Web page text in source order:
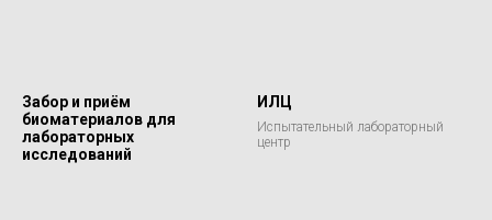
Забор и приём
биоматериалов для
лабораторных
исследований
ИЛЦ
Испытательный лабораторный
центр